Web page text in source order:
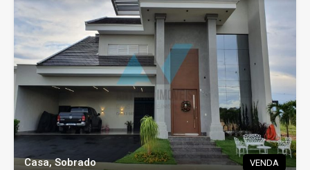
Casa, Sobrado VENDA